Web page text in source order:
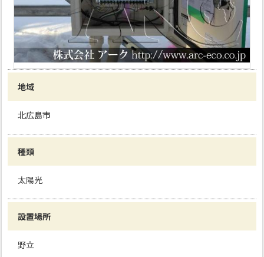
地域
北広島市
種類
太陽光
設置場所
野立